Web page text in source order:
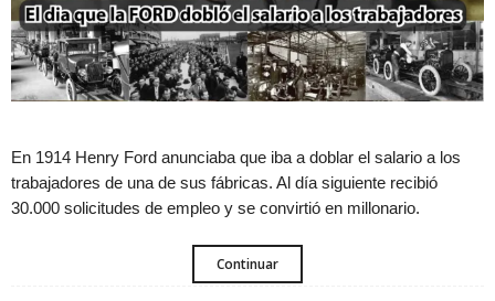
En 1914 Henry Ford anunciaba que iba a doblar el salario a los
trabajadores de una de sus fábricas. Al día siguiente recibió
30.000 solicitudes de empleo y se convirtió en millonario.
Continuar